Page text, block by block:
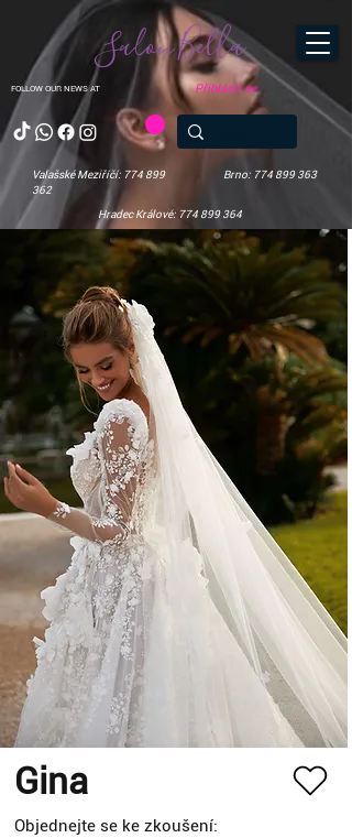
FOLLOW OUR NEWS AT
Salon Bella
Valašské Meziříčí: 774 899
362
Brno: 774 899 363
Hradec Králové: 774 899 364
Přihlásit se
Gina
Objednejte se ke zkoušení: